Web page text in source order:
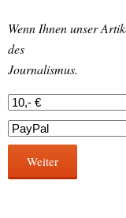
Wenn Ihnen unser
des
Journalismus.
Weiter